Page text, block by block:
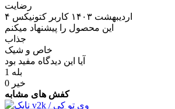
رضایت
۴ اردیبهشت ۱۴۰۳
کاربر کتونیکس
این محصول را پیشنهاد میکنم
جذاب
خاص و شیک
آیا این دیدگاه مفید بود
1 بله
0 خیر
کفش های مشابه